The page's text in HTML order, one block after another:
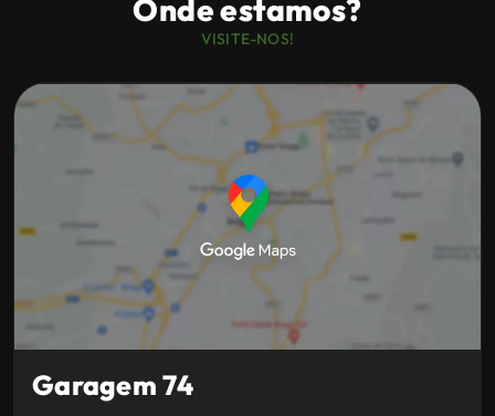
oferecer o melhor aos seus clientes. O cliente tem à sua
disposição viaturas dos mais variados segmentos e um
Na hora de comprar o seu novo automóvel a
Garagem74
é o local a visitar.
Onde estamos?
VISITE-NOS!
Garagem 74